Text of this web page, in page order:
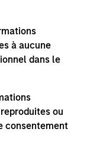
à aucune
dans le
ou
consentement
for informational
guarantee that
in the future (for
marks above
The information
or
on any